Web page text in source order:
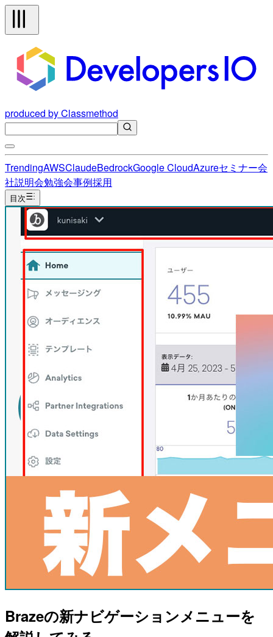
produced by Classmethod
TrendingAWSClaudeBedrockGoogle CloudAzureセミナー会
社説明会勉強会事例採用
目次
Brazeの新ナビゲーションメニューを